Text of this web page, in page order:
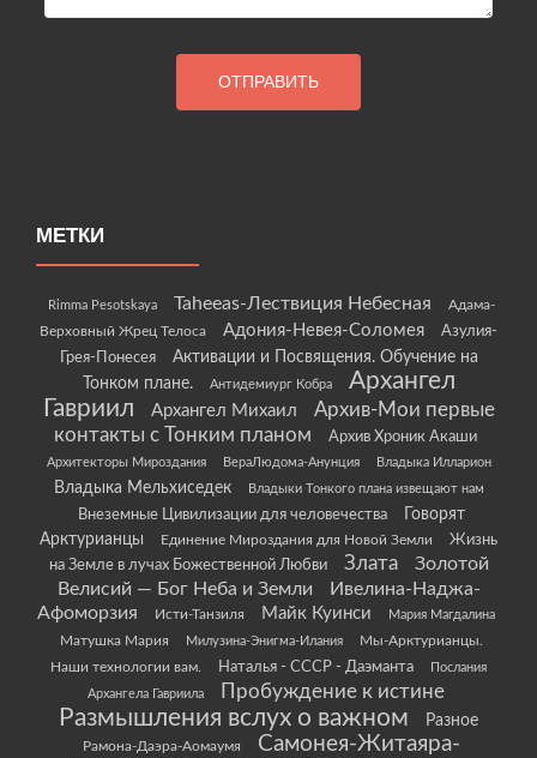
МЕТКИ
Rimma Pesotskaya Taheeas-Лествиция Небесная
Адама-
Верховный Жрец Телоса
Адония-Невея-Соломея
Азулия-
Грея-Понесея
Активации и Посвящения. Обучение на
Тонком плане.
Антидемиург Кобра
Архангел
Гавриил
Архангел Михаил
Архив-Мои первые
контакты с Тонким планом
Архив Хроник Акаши
Архитекторы Мироздания ВераЛюдома-Анунция Владыка Илларион
Владыка Мельхиседек Владыки Тонкого плана извещают нам
Внеземные Цивилизации для человечества
Говорят
Арктурианцы
Единение Мироздания для Новой Земли
Жизнь
на Земле в лучах Божественной Любви
Злата
Золотой
Велисий — Бог Неба и Земли
Ивелина-Наджа-
Афоморзия
Исти-Танзиля Майк Куинси Мария Магдалина
Матушка Мария Милузина-Энигма-Илания
Мы-Арктурианцы.
Наши технологии вам.
Наталья - СССР - Даэманта
Послания
Архангела Гавриила
Пробуждение к истине
Размышления вслух о важном Разное
Рамона-Даэра-Аомаумя
Самонея-Житаяра-